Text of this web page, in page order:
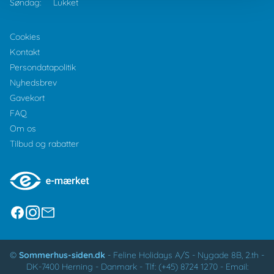
Søndag:
Lukket
Cookies
Kontakt
Persondatapolitik
Nyhedsbrev
Gavekort
FAQ
Om os
Tilbud og rabatter
© Sommerhus-siden.dk - Feline Holidays A/S - Nygade 8B, 2.th -
DK-7400 Herning - Danmark - Tlf: (+45) 8724 1270- Email: